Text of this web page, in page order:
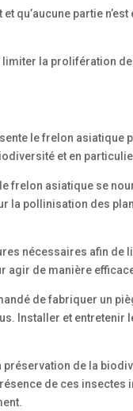
qu’aucune partie
limiter la prolifération
le frelon asiatique
et en
frelon asiatique se
pollinisation des
nécessaires afin
agir de manière
de fabriquer un
Installer et
de la
de ces